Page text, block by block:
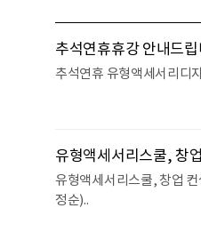
추석연휴휴강 안내드
추석연휴 유형액세서리디
유형액세서리스쿨, 창
유형액세서리스쿨, 창업 컨
정순)..